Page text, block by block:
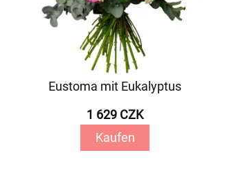
Eustoma mit Eukalyptus
1 629 CZK
Kaufen